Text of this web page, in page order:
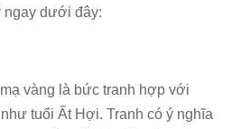
ngay dưới đây:
vàng là bức tranh hợp với
tuổi Ất Hợi. Tranh có ý nghĩa